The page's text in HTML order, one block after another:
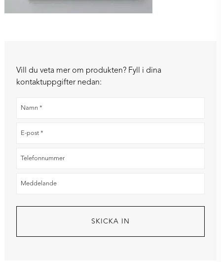
Vill du veta mer om produkten? Fyll i dina
kontaktuppgifter nedan: